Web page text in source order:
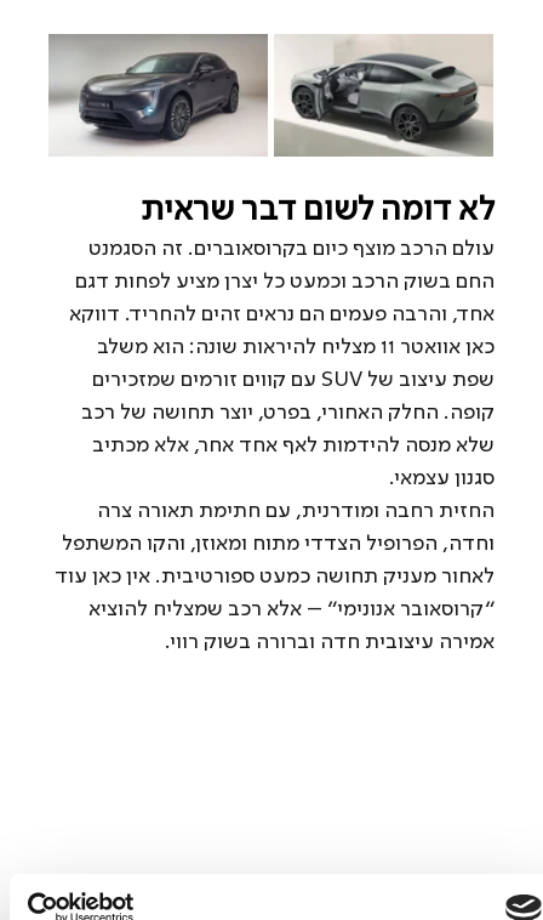
לא דומה לשום דבר שראית
עולם הרכב מוצף כיום בקרוסאוברים. זה הסגמנט
החם בשוק הרכב וכמעט כל יצרן מציע לפחות דגם
אחד, והרבה פעמים הם נראים זהים להחריד. דווקא
כאן אוואטר 11 מצליח להיראות שונה: הוא משלב
שפת עיצוב של SUV עם קווים זורמים שמזכירים
קופה. החלק האחורי, בפרט, יוצר תחושה של רכב
שלא מנסה להידמות לאף אחד אחר, אלא מכתיב
סגנון עצמאי.
החזית רחבה ומודרנית, עם חתימת תאורה צרה
וחדה, הפרופיל הצדדי מתוח ומאוזן, והקו המשתפל
לאחור מעניק תחושה כמעט ספורטיבית. אין כאן עוד
“קרוסאובר אנונימי” – אלא רכב שמצליח להוציא
אמירה עיצובית חדה וברורה בשוק רווי.